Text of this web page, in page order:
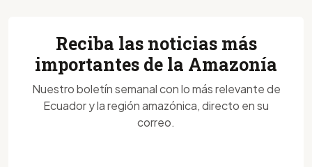
Reciba las noticias más
importantes de la Amazonía
Nuestro boletín semanal con lo más relevante de
Ecuador y la región amazónica, directo en su
correo.